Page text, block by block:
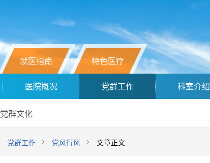
就医指南 特色医疗
医院概况 党群工作 科室介绍
党群文化
党群工作 党风行风 文章正文